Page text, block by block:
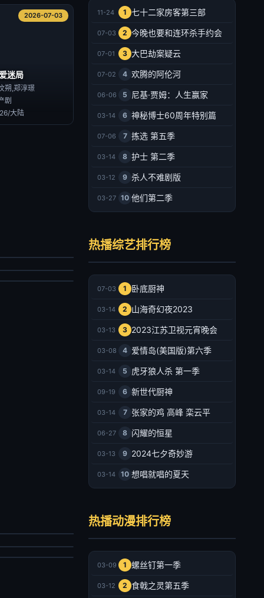
2026-07-03
迷局
朔,郑淳璟
剧
大陆
2026-07-03 11-24 1 七十二家房客第三部
07-03 2 今晚也要和连环杀手约会
07-01 3 大巴劫案疑云
07-02 4 欢腾的阿伦河
06-06 5 尼基·贾姆：人生赢家
03-14 6 神秘博士60周年特别篇
07-06 7 拣选 第五季
03-14 8 护士 第二季
03-12 9 杀人不难剧版
03-27 10 他们第二季
大陆
2026-07-03
综艺
台湾
热播综艺排行榜
07-03 1 卧底厨神
03-14 2 山海奇幻夜2023
03-13 3 2023江苏卫视元宵晚会
03-08 4 爱情岛(美国版)第六季
03-14 5 虎牙狼人杀 第一季
09-19 6 新世代厨神
03-14 7 张家的鸡 高峰 栾云平
06-27 8 闪耀的恒星
03-13 9 2024七夕奇妙游
03-14 10 想唱就唱的夏天
大陆
2026-07-03
动漫
日本
热播动漫排行榜
03-09 1 螺丝钉第一季
03-12 2 食戟之灵第五季